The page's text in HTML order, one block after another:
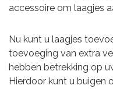
accessoire om laagjes
Nu kunt u laagjes
toevoeging van extra
hebben betrekking op
Hierdoor kunt u buigen